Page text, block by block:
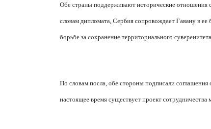
Обе страны поддерживают исторические отношения
словам дипломата, Сербия сопровождает Гавану в
борьбе за сохранение территориального
По словам посла, обе стороны подписали
настоящее время существует проект